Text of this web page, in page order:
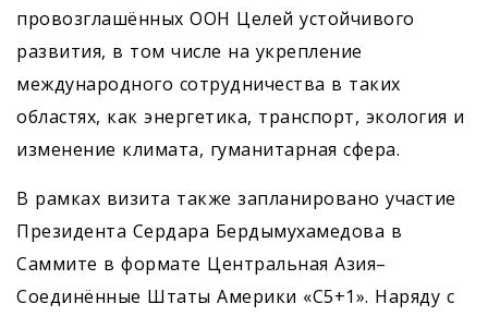
провозглашённых ООН Целей устойчивого
развития, в том числе на укрепление
международного сотрудничества в таких
областях, как энергетика, транспорт, экология и
изменение климата, гуманитарная сфера.
В рамках визита также запланировано участие
Президента Сердара Бердымухамедова в
Саммите в формате Центральная Азия–
Соединённые Штаты Америки «С5+1». Наряду с